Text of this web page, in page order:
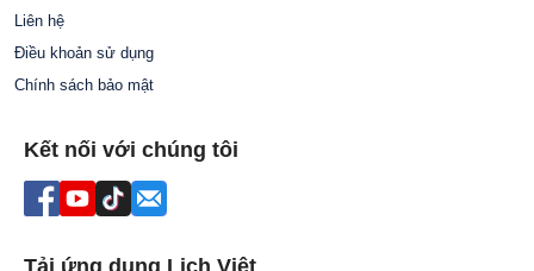
Liên hệ
Điều khoản sử dụng
Chính sách bảo mật
Kết nối với chúng tôi